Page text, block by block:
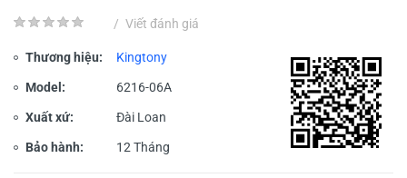
/ Viết đánh giá
Thương hiệu: Kingtony
Model: 6216-06A
Xuất xứ: Đài Loan
Bảo hành: 12 Tháng